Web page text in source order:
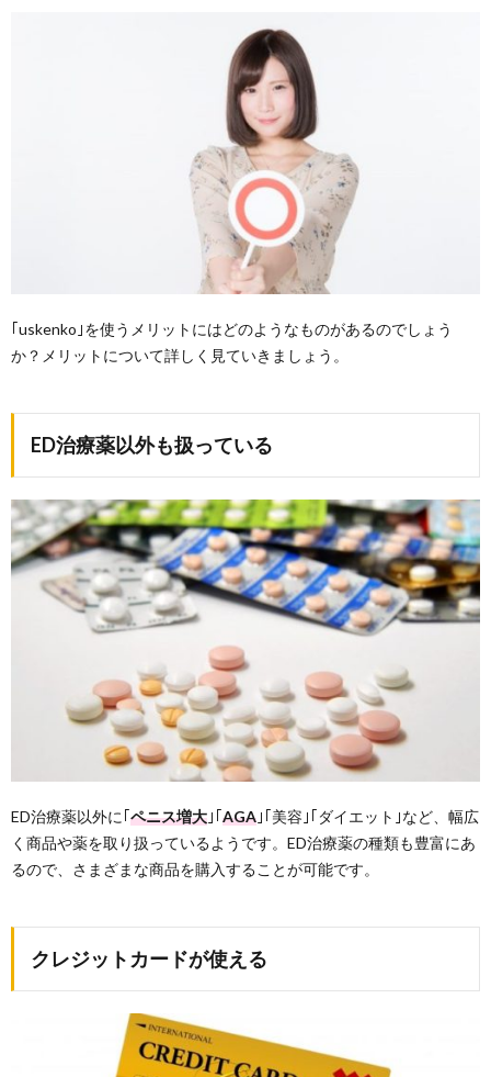
｢uskenko｣を使うメリットにはどのようなものがあるのでしょう
か？メリットについて詳しく見ていきましょう。
ED治療薬以外も扱っている
ED治療薬以外に｢ペニス増大 ｣｢AGA ｣｢美容｣｢ダイエット｣など、幅広
く商品や薬を取り扱っているようです。ED治療薬の種類も豊富にあ
るので、さまざまな商品を購入することが可能です。
クレジットカードが使える